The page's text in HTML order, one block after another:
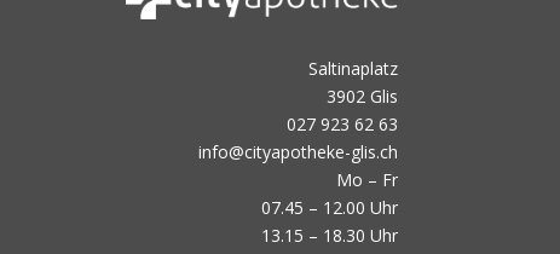
Saltinaplatz
3902 Glis
027 923 62 63
info@cityapotheke-glis.ch
Mo – Fr
07.45 – 12.00 Uhr
13.15 – 18.30 Uhr